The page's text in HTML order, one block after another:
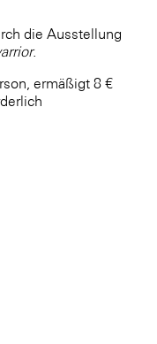
die Ausstellung
.
ermäßigt 8 €